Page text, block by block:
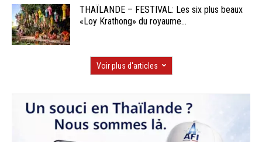
THAÏLANDE – FESTIVAL: Les six plus beaux
«Loy Krathong» du royaume...
Voir plus d'articles